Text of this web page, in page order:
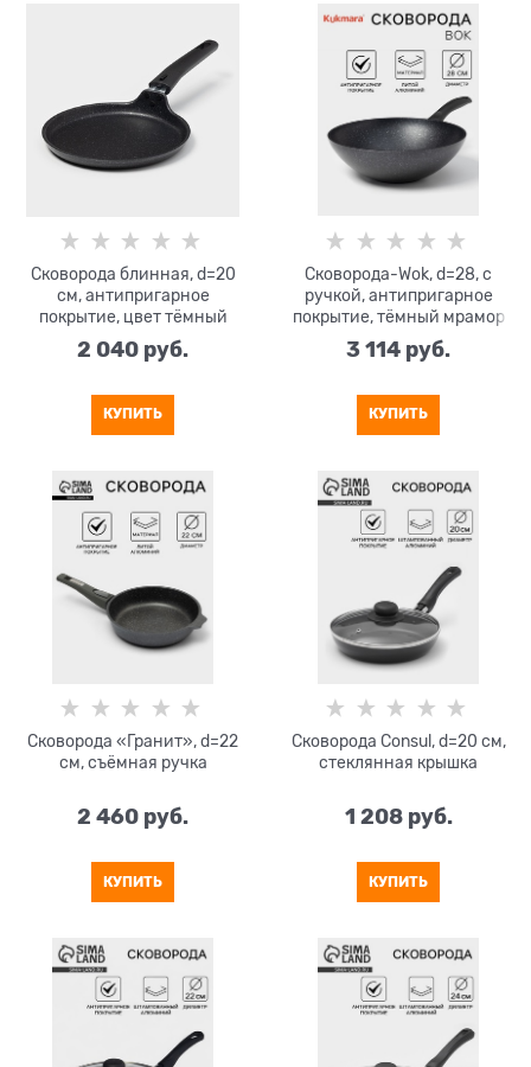
Сковорода блинная, d=20
см, антипригарное
покрытие, цвет тёмный
мрамор
2 040 руб.
КУПИТЬ
Сковорода-Wok, d=28, с
ручкой, антипригарное
покрытие, тёмный мрамор
3 114 руб.
КУПИТЬ
Сковорода «Гранит», d=22
см, съёмная ручка
2 460 руб.
КУПИТЬ
Сковорода Consul, d=20 см,
стеклянная крышка
1 208 руб.
КУПИТЬ